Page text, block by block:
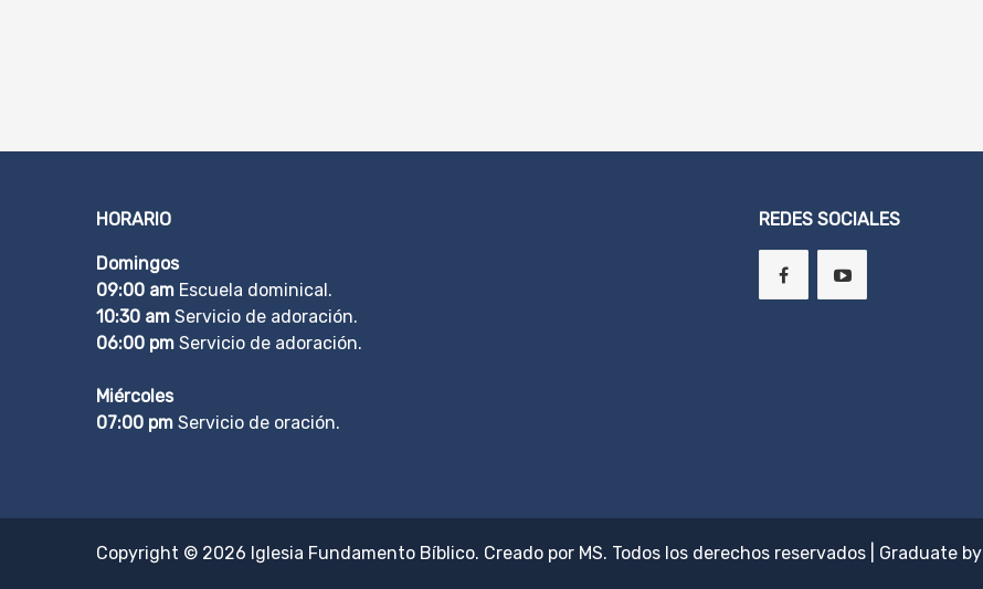
HORARIO
Domingos
09:00 am Escuela dominical.
10:30 am Servicio de adoración.
06:00 pm Servicio de adoración.
Miércoles
07:00 pm Servicio de oración.
REDES SOCIALES
Copyright © 2026 Iglesia Fundamento Bíblico. Creado por MS. Todos los derechos reservados Graduate by